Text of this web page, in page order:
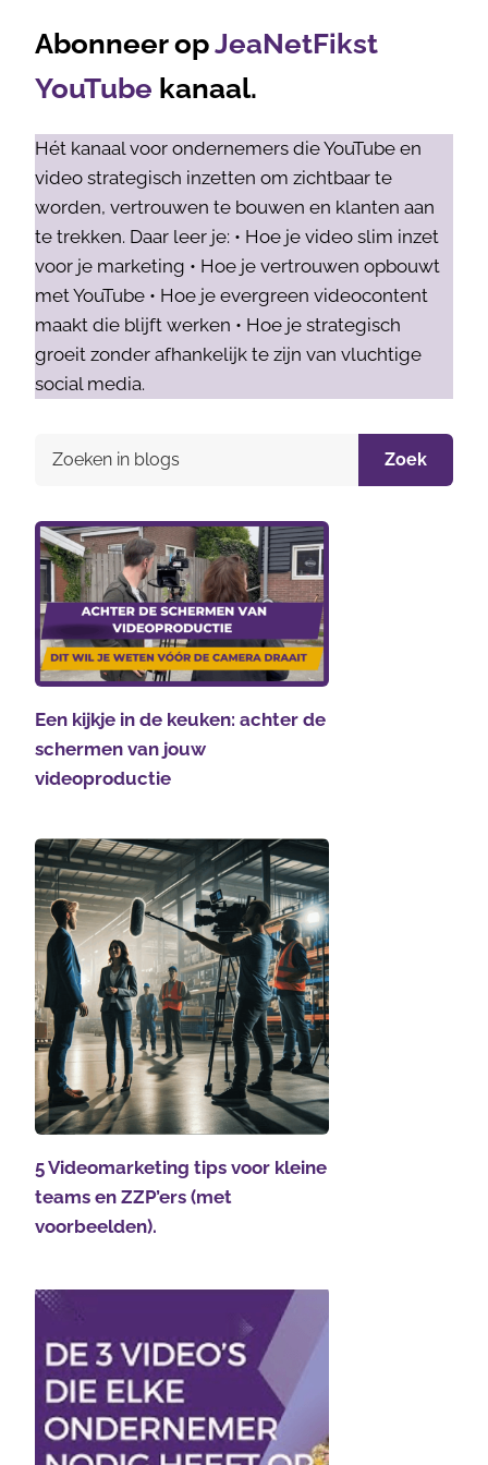
Abonneer opJeaNetFikst
YouTube kanaal.
Hét kanaal voor ondernemers die YouTube en
video strategisch inzetten om zichtbaar te
worden, vertrouwen te bouwen en klanten aan
te trekken. Daar leer je: • Hoe je video slim inzet
voor je marketing • Hoe je vertrouwen opbouwt
met YouTube • Hoe je evergreen videocontent
maakt die blijft werken • Hoe je strategisch
groeit zonder afhankelijk te zijn van vluchtige
social media.
Zoek
Een kijkje in de keuken: achter de
schermen van jouw
videoproductie
5 Videomarketing tips voor kleine
teams en ZZP’ers (met
voorbeelden).